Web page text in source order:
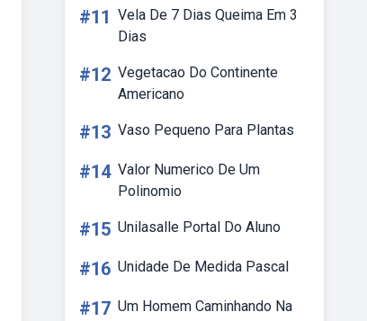
#11 Vela De 7 Dias Queima Em 3
Dias
#12 Vegetacao Do Continente
Americano
#13 Vaso Pequeno Para Plantas
#14 Valor Numerico De Um
Polinomio
#15 Unilasalle Portal Do Aluno
#16 Unidade De Medida Pascal
#17 Um Homem Caminhando Na